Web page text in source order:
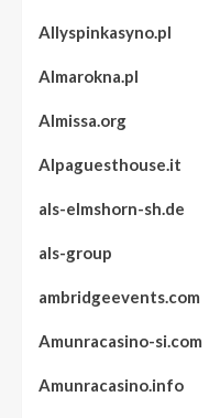
Allyspinkasyno.pl
Almarokna.pl
Almissa.org
Alpaguesthouse.it
als-elmshorn-sh.de
als-group
ambridgeevents.com
Amunracasino-si.com
Amunracasino.info